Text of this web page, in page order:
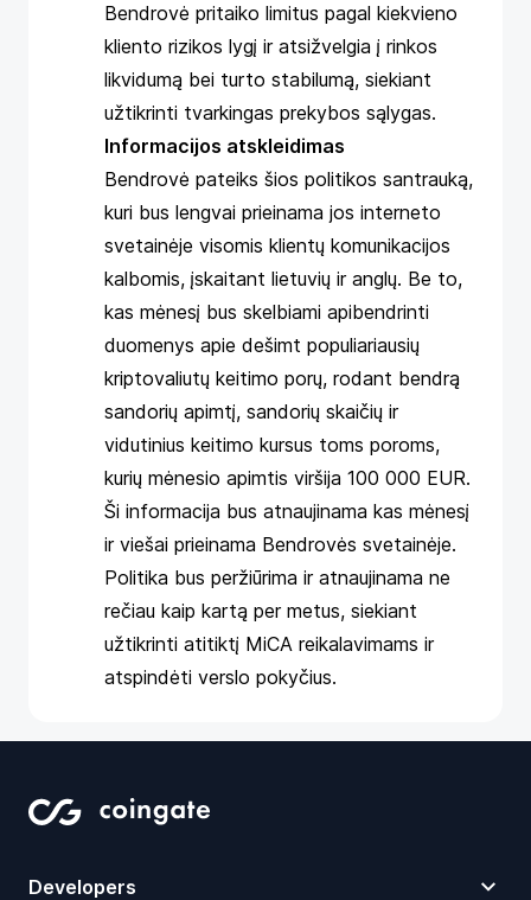
Bendrovė pritaiko limitus pagal kiekvieno
kliento rizikos lygį ir atsižvelgia į rinkos
likvidumą bei turto stabilumą, siekiant
užtikrinti tvarkingas prekybos sąlygas.
Informacijos atskleidimas
Bendrovė pateiks šios politikos santrauką,
kuri bus lengvai prieinama jos interneto
svetainėje visomis klientų komunikacijos
kalbomis, įskaitant lietuvių ir anglų. Be to,
kas mėnesį bus skelbiami apibendrinti
duomenys apie dešimt populiariausių
kriptovaliutų keitimo porų, rodant bendrą
sandorių apimtį, sandorių skaičių ir
vidutinius keitimo kursus toms poroms,
kurių mėnesio apimtis viršija 100 000 EUR.
Ši informacija bus atnaujinama kas mėnesį
ir viešai prieinama Bendrovės svetainėje.
Politika bus peržiūrima ir atnaujinama ne
rečiau kaip kartą per metus, siekiant
užtikrinti atitiktį MiCA reikalavimams ir
atspindėti verslo pokyčius.
Developers